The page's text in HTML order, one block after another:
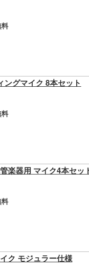
グマイク 8本セット
楽器用 マイク4本セッ
ク モジュラー仕様